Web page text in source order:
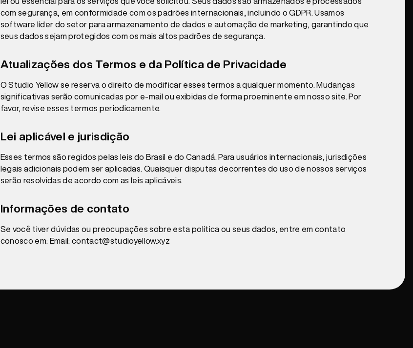
com segurança, em conformidade com os padrões internacionais, incluindo o GDPR. Usamos
software líder do setor para armazenamento de dados e automação de marketing, garantindo que
seus dados sejam protegidos com os mais altos padrões de segurança.
Atualizações dos Termos e da Política de Privacidade
O Studio Yellow se reserva o direito de modificar esses termos a qualquer momento. Mudanças
significativas serão comunicadas por e-mail ou exibidas de forma proeminente em nosso site. Por
favor, revise esses termos periodicamente.
Lei aplicável e jurisdição
Esses termos são regidos pelas leis do Brasil e do Canadá. Para usuários internacionais, jurisdições
legais adicionais podem ser aplicadas. Quaisquer disputas decorrentes do uso de nossos serviços
serão resolvidas de acordo com as leis aplicáveis.
Informações de contato
Se você tiver dúvidas ou preocupações sobre esta política ou seus dados, entre em contato
conosco em: Email: contact@studioyellow.xyz